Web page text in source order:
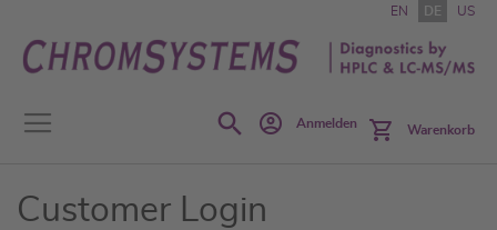
Inhalt
springen
EN DE US
SearchAnmelden Warenkorb
Customer Login